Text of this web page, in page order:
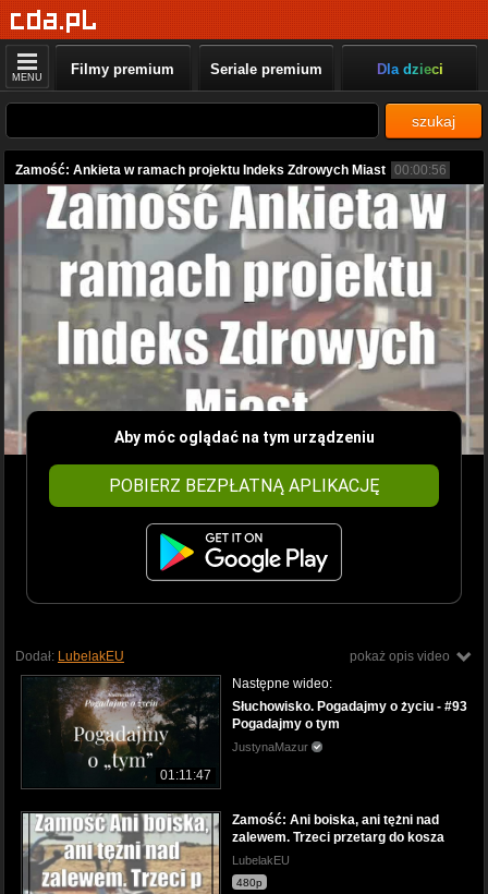
MENU Filmy premium Seriale premium Dla dzieci
szukaj
Zamość: Ankieta w ramach projektu Indeks Zdrowych Miast 00:00:56
Aby móc oglądać na tym urządzeniu
POBIERZ BEZPŁATNĄ APLIKACJĘ
pokaż opis video
Dodał: LubelakEU
01:11:47
Następne wideo:
Słuchowisko. Pogadajmy o życiu - #93
Pogadajmy o tym
JustynaMazur
Zamość: Ani boiska, ani tężni nad
zalewem. Trzeci przetarg do kosza
LubelakEU
480p